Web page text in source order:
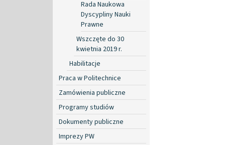
Rada Naukowa
Dyscypliny Nauki
Prawne
Wszczęte do 30
kwietnia 2019 r.
Habilitacje
Praca w Politechnice
Zamówienia publiczne
Programy studiów
Dokumenty publiczne
Imprezy PW